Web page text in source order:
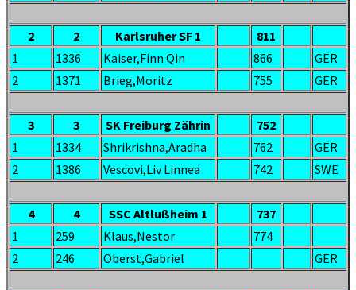
2 2 Karlsruher SF 1
811
1
1336 Kaiser,Finn Qin 866
GER
2
1371 Brieg,Moritz 755 GER
3 3 SK Freiburg Zährin
752
1
1334 Shrikrishna,Aradha 762
GER
2
1386 Vescovi,Liv Linnea 742 SWE
4 4 SSC Altlußheim 1
737
1
259 Klaus,Nestor
774
2
246 Oberst,Gabriel GER